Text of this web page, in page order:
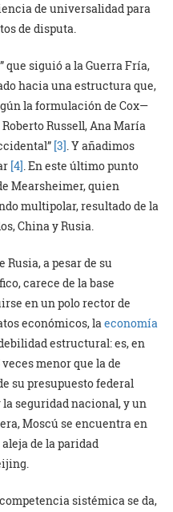
de universalidad para
de disputa.
” que siguió a la Guerra Fría,
hacia una estructura que,
la formulación de Cox—
Russell, Ana María
[3]. Y añadimos
[4]. En este último punto
Mearsheimer, quien
multipolar, resultado de la
China y Rusia.
a pesar de su
carece de la base
en un polo rector de
económicos, laeconomía
estructural: es, en
menor que la de
su presupuesto federal
seguridad nacional, y un
Moscú se encuentra en
de la paridad
sistémica se da,